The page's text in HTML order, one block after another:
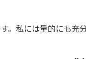
。私には量的にも充